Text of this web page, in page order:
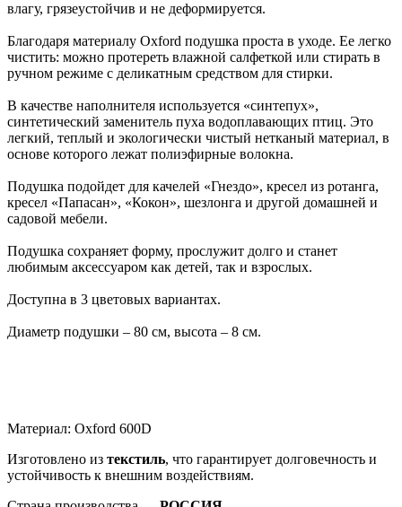
влагу, грязеустойчив и не деформируется.
Благодаря материалу Oxford подушка проста в уходе. Ее легко
чистить: можно протереть влажной салфеткой или стирать в
ручном режиме с деликатным средством для стирки.
В качестве наполнителя используется «синтепух»,
синтетический заменитель пуха водоплавающих птиц. Это
легкий, теплый и экологически чистый нетканый материал, в
основе которого лежат полиэфирные волокна.
Подушка подойдет для качелей «Гнездо», кресел из ротанга,
кресел «Папасан», «Кокон», шезлонга и другой домашней и
садовой мебели.
Подушка сохраняет форму, прослужит долго и станет
любимым аксессуаром как детей, так и взрослых.
Доступна в 3 цветовых вариантах.
Диаметр подушки – 80 см, высота – 8 см.
Материал: Oxford 600D
Изготовлено из текстиль, что гарантирует долговечность и
устойчивость к внешним воздействиям.